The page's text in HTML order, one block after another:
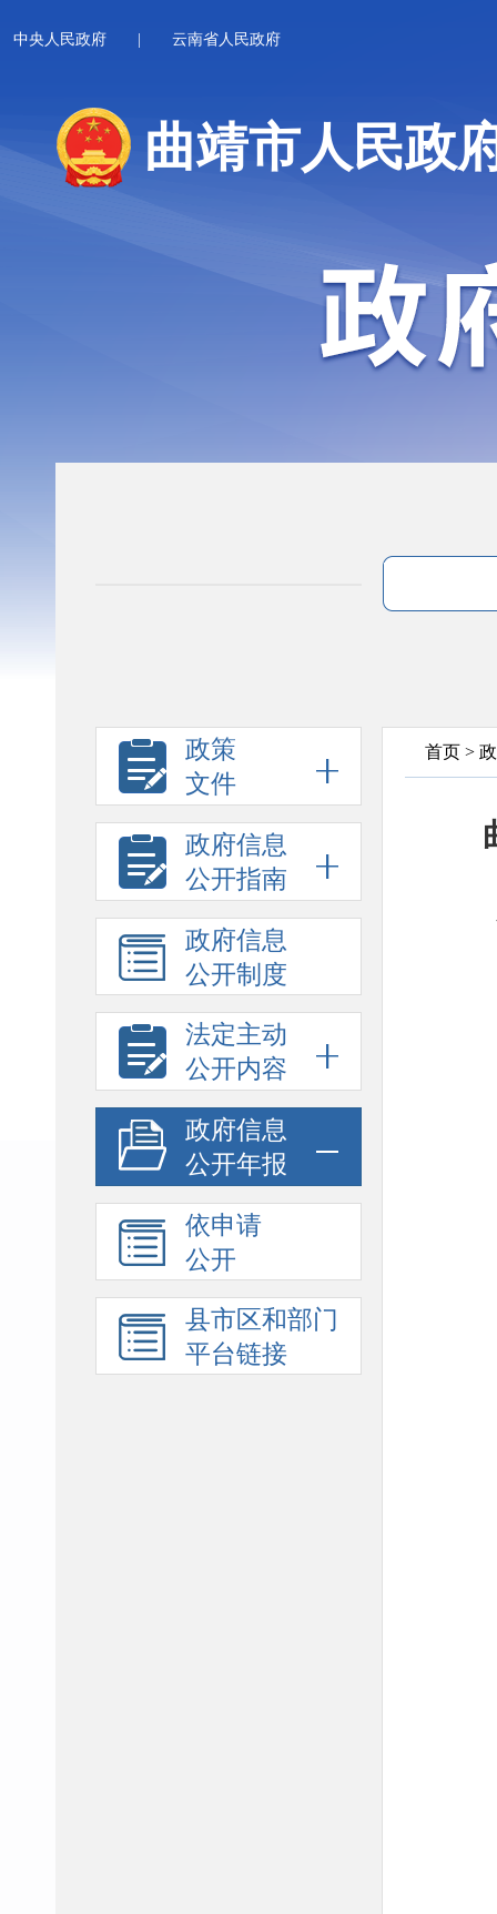
中央人民政府 云南省人民政府
曲靖市人民政
政策
文件
政府信息
公开指南
政府信息
公开制度
法定主动
公开内容
政府信息
公开年报
依申请
公开
县市区和部门
平台链接
首页 >